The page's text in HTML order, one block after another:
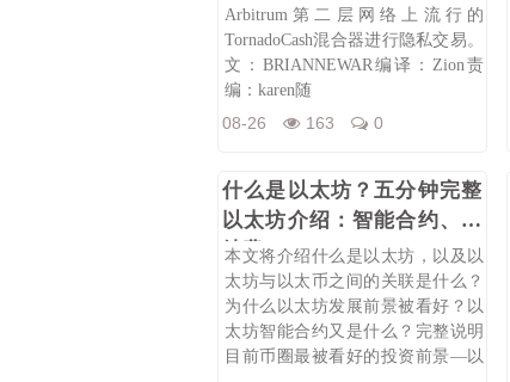
Arbitrum第二层网络上流行的
TornadoCash混合器进行隐私交易。
文：BRIANNEWAR编译：Zion责
编：karen随
08-26 163 0
什么是以太坊？五分钟完整
以太坊介绍：智能合约、手
续费Gas、DApp
本文将介绍什么是以太坊，以及以
太坊与以太币之间的关联是什么？
为什么以太坊发展前景被看好？以
太坊智能合约又是什么？完整说明
目前币圈最被看好的投资前景—以